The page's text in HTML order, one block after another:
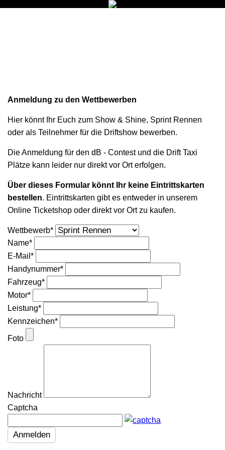
Anmeldung zu den Wettbewerben
Hier könnt Ihr Euch zum Show & Shine, Sprint Rennen
oder als Teilnehmer für die Driftshow bewerben.
Die Anmeldung für den dB - Contest und die Drift Taxi
Plätze kann leider nur direkt vor Ort erfolgen.
Über dieses Formular könnt Ihr keine Eintrittskarten
bestellen. Eintrittskarten gibt es entweder in unserem
Online Ticketshop oder direkt vor Ort zu kaufen.
Wettbewerb*
Name*
E-Mail *
Handynummer*
Fahrzeug*
Motor*
Leistung*
Kennzeichen*
Foto
Nachricht
Captcha
Anmelden